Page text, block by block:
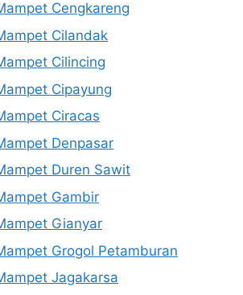
Cengkareng
Cilandak
Cilincing
Cipayung
Ciracas
Denpasar
Duren Sawit
Gambir
Gianyar
Grogol Petamburan
Jagakarsa